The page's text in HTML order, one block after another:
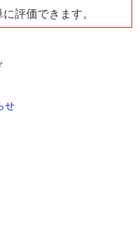
評価できます。
せ